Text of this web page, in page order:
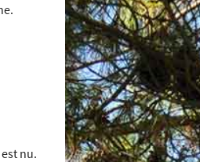
est nu.